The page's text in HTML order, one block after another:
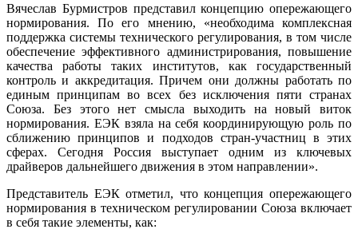
Вячеслав Бурмистров представил концепцию опережающего
нормирования. По его мнению, «необходима комплексная
поддержка системы технического регулирования, в том числе
обеспечение эффективного администрирования, повышение
качества работы таких институтов, как государственный
контроль и аккредитация. Причем они должны работать по
единым принципам во всех без исключения пяти странах
Союза. Без этого нет смысла выходить на новый виток
нормирования. ЕЭК взяла на себя координирующую роль по
сближению принципов и подходов стран-участниц в этих
сферах. Сегодня Россия выступает одним из ключевых
драйверов дальнейшего движения в этом направлении».
Представитель ЕЭК отметил, что концепция опережающего
нормирования в техническом регулировании Союза включает
в себя такие элементы, как: